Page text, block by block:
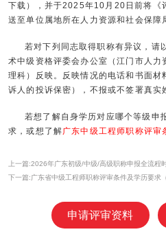
下载），并于2025年10月20日前将《
送至单位属地所在人力资源和社会保障
若对下列同志取得职称有异议，请
术中级资格评委会办公室（江门市人
理科）反映。反映情况的电话和书面
诉人的投诉保密），不报或不签署真实
若想了解自身学历对应哪个等级申
求，或想了解广东中级工程师职称评审
上一篇:2026年广东初级/中级/高级职称申报全流程
下一篇:广东省中级工程师职称评审条件及学历要求
申请评审资料